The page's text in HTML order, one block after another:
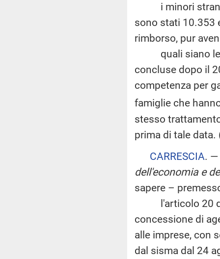
i minori
sono stati 10.353
rimborso, pur
quali siano le
concluse dopo il
competenza per
famiglie che
stesso
prima di tale data.
CARRESCIA. —
dell'economia e
sapere –
l'articolo 20 del
concessione di
alle imprese, con
dal sisma dal 24